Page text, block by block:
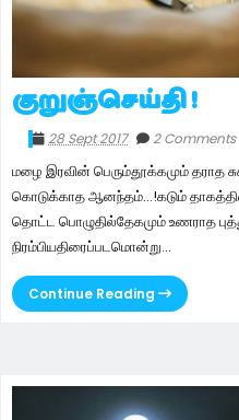
குறுஞ்செய்தி !
28 Sept 2017 2 Comments
மழை இரவின் பெரும்தூக்கமும் தராத
கொடுக்காத ஆனந்தம்...!கடும்
தொட்ட பொழுதில்தேகமும் உணராத
நிரம்பியதிரைப்படமொன்று...
Continue Reading